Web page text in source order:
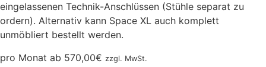
eingelassenen Technik-Anschlüssen (Stühle separat zu
ordern). Alternativ kann Space XL auch komplett
unmöbliert bestellt werden.
pro Monat ab 570,00€ zzgl. MwSt.